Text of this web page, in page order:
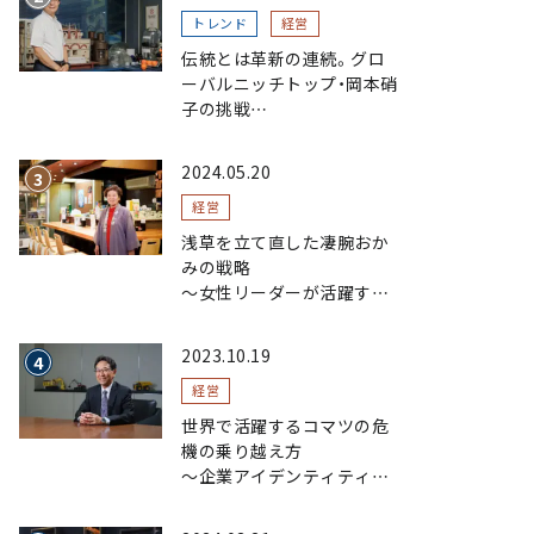
トレンド 経営
伝統とは革新の連続。グロ
ーバルニッチトップ・岡本硝
子の挑戦
ラスにこだわり、ガラスを超
える経営戦略～
2024.05.20
経営
浅草を立て直した凄腕おか
みの戦略
〜女性リーダーが活躍する
2023.10.19
経営
世界で活躍するコマツの危
機の乗り越え方
〜企業アイデンティティの